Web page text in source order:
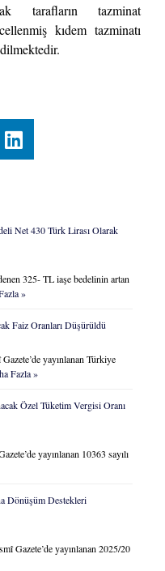
tarafların tazminat
kıdem tazminatı
Net 430 Türk Lirası Olarak
325- TL iaşe bedelinin artan
»
Faiz Oranları Düşürüldü
yayınlanan Türkiye
Fazla »
Özel Tüketim Vergisi Oranı
yayınlanan 10363 sayılı
Dönüşüm Destekleri
Gazete’de yayınlanan 2025/20